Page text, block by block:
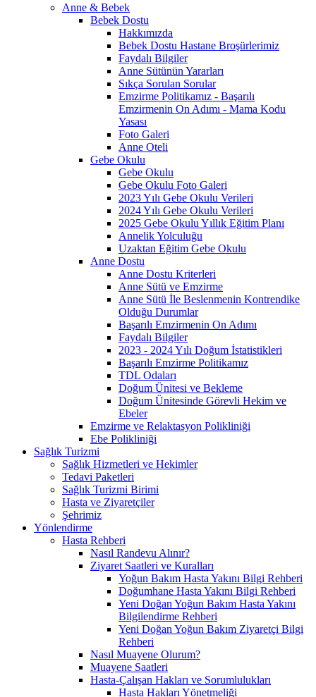
Anne & Bebek
Bebek Dostu
Hakkımızda
Bebek Dostu Hastane Broşürlerimiz
Faydalı Bilgiler
Anne Sütünün Yararları
Sıkça Sorulan Sorular
Emzirme Politikamız - Başarılı
Emzirmenin On Adımı - Mama Kodu
Yasası
Foto Galeri
Anne Oteli
Gebe Okulu
Gebe Okulu
Gebe Okulu Foto Galeri
2023 Yılı Gebe Okulu Verileri
2024 Yılı Gebe Okulu Verileri
2025 Gebe Okulu Yıllık Eğitim Planı
Annelik Yolculuğu
Uzaktan Eğitim Gebe Okulu
Anne Dostu
Anne Dostu Kriterleri
Anne Sütü ve Emzirme
Anne Sütü İle Beslenmenin Kontrendike
Olduğu Durumlar
Başarılı Emzirmenin On Adımı
Faydalı Bilgiler
2023 - 2024 Yılı Doğum İstatistikleri
Başarılı Emzirme Politikamız
TDL Odaları
Doğum Ünitesi ve Bekleme
Doğum Ünitesinde Görevli Hekim ve
Ebeler
Emzirme ve Relaktasyon Polikliniği
Ebe Polikliniği
Sağlık Turizmi
Sağlık Hizmetleri ve Hekimler
Tedavi Paketleri
Sağlık Turizmi Birimi
Hasta ve Ziyaretçiler
Şehrimiz
Yönlendirme
Hasta Rehberi
Nasıl Randevu Alınır?
Ziyaret Saatleri ve Kuralları
Yoğun Bakım Hasta Yakını Bilgi Rehberi
Doğumhane Hasta Yakını Bilgi Rehberi
Yeni Doğan Yoğun Bakım Hasta Yakını
Bilgilendirme Rehberi
Yeni Doğan Yoğun Bakım Ziyaretçi Bilgi
Rehberi
Nasıl Muayene Olurum?
Muayene Saatleri
Hasta-Çalışan Hakları ve Sorumlulukları
Hasta Hakları Yönetmeliği